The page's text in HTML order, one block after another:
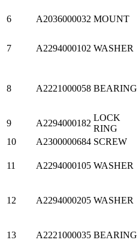
6
A2036000032 MOUNT
7 A2294000102 WASHER
8 A2221000058 BEARING
9 A2294000182
LOCK
RING
10
A2300000684 SCREW
11 A2294000105 WASHER
12 A2294000205 WASHER
13 A2221000035 BEARING